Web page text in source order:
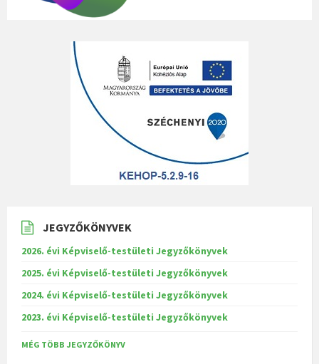
JEGYZŐKÖNYVEK
2026. évi Képviselő-testületi Jegyzőkönyvek
2025. évi Képviselő-testületi Jegyzőkönyvek
2024. évi Képviselő-testületi Jegyzőkönyvek
2023. évi Képviselő-testületi Jegyzőkönyvek
MÉG TÖBB JEGYZŐKÖNYV